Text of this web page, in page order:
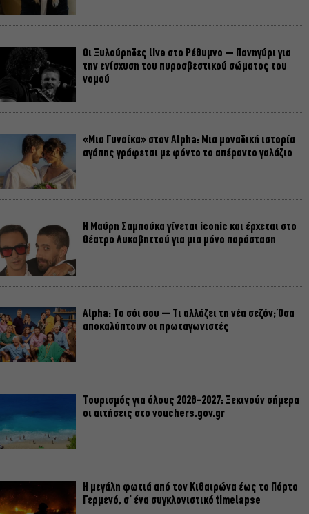
Οι Ξυλούρηδες live στο Ρέθυμνο – Πανηγύρι για
την ενίσχυση του πυροσβεστικού σώματος του
νομού
«Μια Γυναίκα» στον Alpha: Μια μοναδική ιστορία
αγάπης γράφεται με φόντο το απέραντο γαλάζιο
Η Μαύρη Σαμπούκα γίνεται iconic και έρχεται στο
Θέατρο Λυκαβηττού για μια μόνο παράσταση
Alpha: Το σόι σου – Τι αλλάζει τη νέα σεζόν; Όσα
αποκαλύπτουν οι πρωταγωνιστές
Τουρισμός για όλους 2026-2027: Ξεκινούν σήμερα
οι αιτήσεις στο vouchers.gov.gr
Η μεγάλη φωτιά από τον Κιθαιρώνα έως το Πόρτο
Γερμενό, σ’ ένα συγκλονιστικό timelapse